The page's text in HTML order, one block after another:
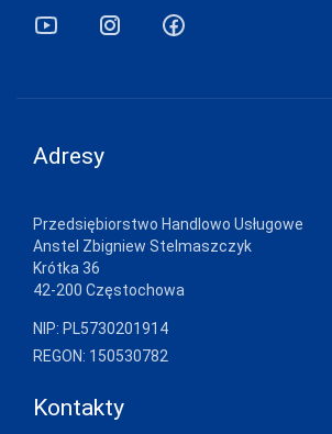
Adresy
Przedsiębiorstwo Handlowo Usługowe
Anstel Zbigniew Stelmaszczyk
Krótka 36
42-200 Częstochowa
NIP: PL5730201914
REGON: 150530782
Kontakty